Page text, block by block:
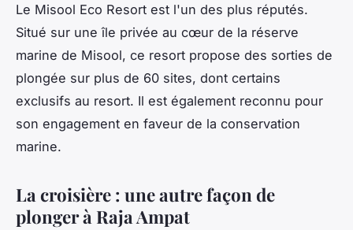
Le Misool Eco Resort est l'un des plus réputés.
Situé sur une île privée au cœur de la réserve
marine de Misool, ce resort propose des sorties de
plongée sur plus de 60 sites, dont certains
exclusifs au resort. Il est également reconnu pour
son engagement en faveur de la conservation
marine.
La croisière : une autre façon de
plonger à Raja Ampat